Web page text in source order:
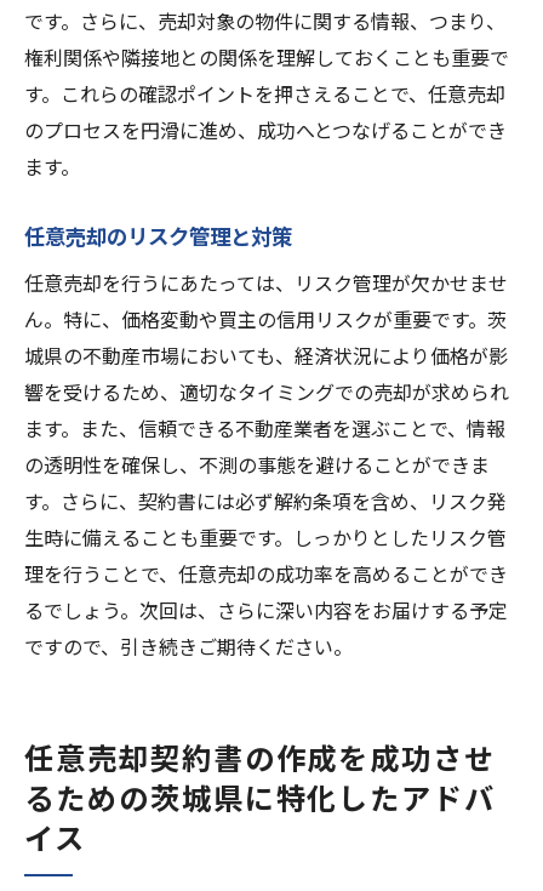
です。さらに、売却対象の物件に関する情報、つまり、
権利関係や隣接地との関係を理解しておくことも重要で
す。これらの確認ポイントを押さえることで、任意売却
のプロセスを円滑に進め、成功へとつなげることができ
ます。
任意売却のリスク管理と対策
任意売却を行うにあたっては、リスク管理が欠かせませ
ん。特に、価格変動や買主の信用リスクが重要です。茨
城県の不動産市場においても、経済状況により価格が影
響を受けるため、適切なタイミングでの売却が求められ
ます。また、信頼できる不動産業者を選ぶことで、情報
の透明性を確保し、不測の事態を避けることができま
す。さらに、契約書には必ず解約条項を含め、リスク発
生時に備えることも重要です。しっかりとしたリスク管
理を行うことで、任意売却の成功率を高めることができ
るでしょう。次回は、さらに深い内容をお届けする予定
ですので、引き続きご期待ください。
任意売却契約書の作成を成功させ
るための茨城県に特化したアドバ
イス